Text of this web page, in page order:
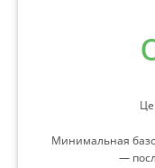
Минимальная
—